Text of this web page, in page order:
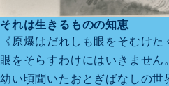
それは生きるものの知恵
《原爆はだれしも眼をそむけ
眼をそらすわけにはいきません。
幼い頃聞いたおとぎばなしの